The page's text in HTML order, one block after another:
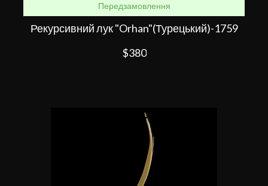
Передзамовлення
Рекурсивний лук "Orhan"(Турецький)-1759
$380